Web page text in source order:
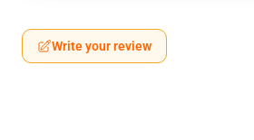
Write your review